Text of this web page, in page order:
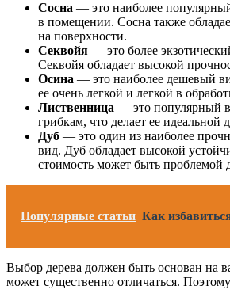
Сосна — это наиболее
в помещении. Сосна также
на поверхности.
Секвойя — это более
Секвойя обладает высокой
Осина — это наиболее дешевый
ее очень легкой и легкой в
Лиственница — это популярный
грибкам, что делает ее идеальной
Дуб — это один из наиболее
вид. Дуб обладает высокой
стоимость может быть проблемой
Популярные статьи Как
Выбор дерева должен быть основан на
может существенно отличаться.